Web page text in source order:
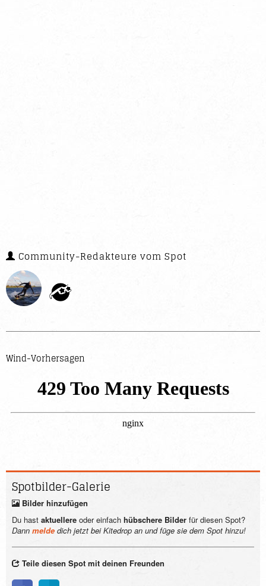
Community-Redakteure vom Spot
Wind-Vorhersagen
Spotbilder-Galerie
Bilder hinzufügen
Du hast aktuellere oder einfach hübschere Bilder für diesen Spot?
Dann melde dich jetzt bei Kitedrop an und füge sie dem Spot hinzu!
Teile diesen Spot mit deinen Freunden